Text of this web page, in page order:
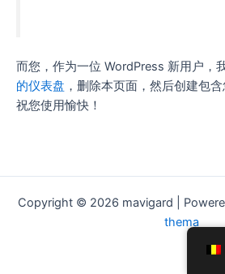
而您，作为一位 WordPress 新用户，
的仪表盘 ，删除本页面，然后创建包
祝您使用愉快！
Copyright © 2026 mavigard |
thema